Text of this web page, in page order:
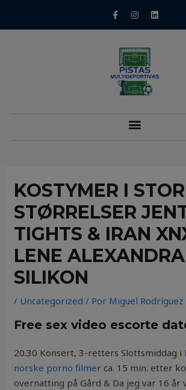
KOSTYMER I
STØRRELSER
TIGHTS & IRAN
LENE ALEXANDRA
SILIKON
/ Uncategorized / Por Miguel Rodríguez
Free sex video escorte
20.30 Konsert, 3-retters Slottsmiddag i
norske porno filmer ca. 15 min. etter
overnatting på Gård & Da jeg var 16 år